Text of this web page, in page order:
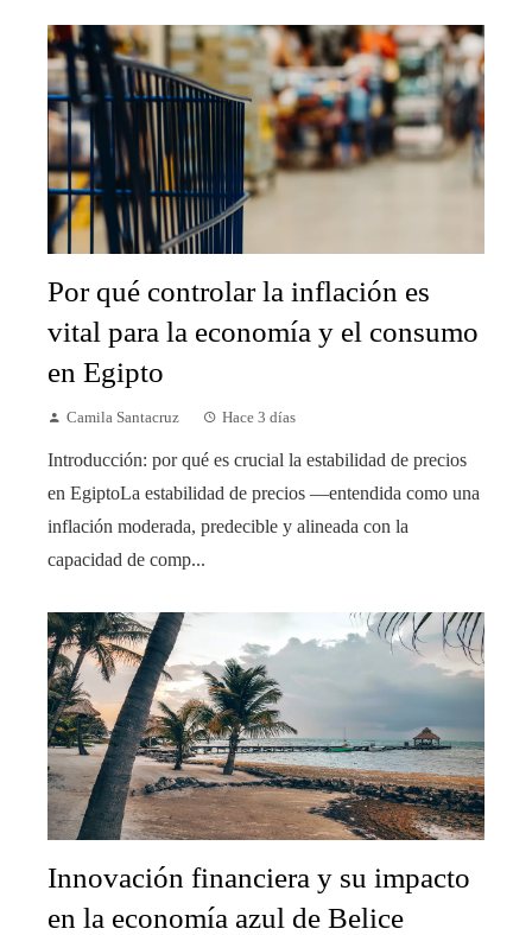
Por qué controlar la inflación es
vital para la economía y el consumo
en Egipto
Camila Santacruz Hace 3 días
Introducción: por qué es crucial la estabilidad de precios
en EgiptoLa estabilidad de precios —entendida como una
inflación moderada, predecible y alineada con la
capacidad de comp...
Innovación financiera y su impacto
en la economía azul de Belice